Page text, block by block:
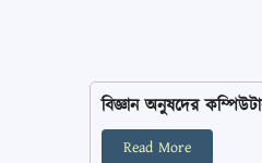
বিজ্ঞান অনুষদের
Read More